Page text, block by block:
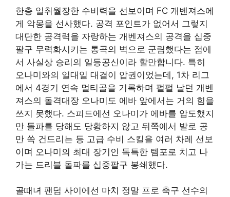
한층 일취월장한 수비력을 선보이며 FC 개벤져스에
게 악몽을 선사했다. 공격 포인트가 없어서 그렇지
대단한 공격력을 자랑하는 개벤져스의 공격을 십중
팔구 무력화시키는 통곡의 벽으로 군림했다는 점에
서 사실상 승리의 일등공신이라 할만합니다. 특히
오나미와의 일대일 대결이 압권이었는데, 1차 리그
에서 4경기 연속 멀티골을 기록하며 펄펄 날던 개벤
져스의 돌격대장 오나미도 에바 앞에서는 거의 힘을
쓰지 못했다. 스피드에선 오나미가 에바를 압도했지
만 돌파를 당해도 당황하지 않고 뒤쪽에서 발로 공
만 쏙 건드리는 등 고급 수비 스킬을 여러 차레 선보
이며 오나미의 최대 장기인 독특한 템포로 치고 나
가는 드리블 돌파를 십중팔구 봉쇄했다.
골때녀 팬덤 사이에선 마치 정말 프로 축구 선수의